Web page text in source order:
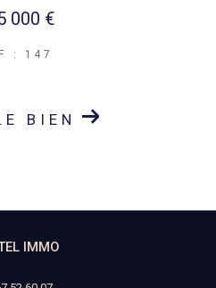
000 €
: 147
BIEN
IMMO